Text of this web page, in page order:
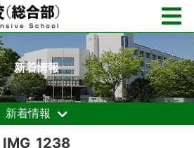
新着情報
新着情報
IMG_1238